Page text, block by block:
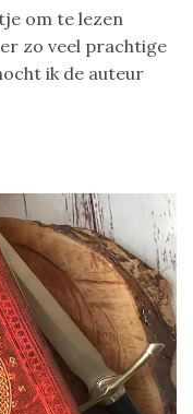
om te lezen
zo veel prachtige
ik de auteur